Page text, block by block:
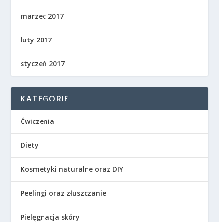
marzec 2017
luty 2017
styczeń 2017
KATEGORIE
Ćwiczenia
Diety
Kosmetyki naturalne oraz DIY
Peelingi oraz złuszczanie
Pielęgnacja skóry